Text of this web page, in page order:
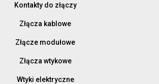
Kontakty do złączy
Złącza kablowe
Złącze modułowe
Złącza wtykowe
Wtyki elektryczne